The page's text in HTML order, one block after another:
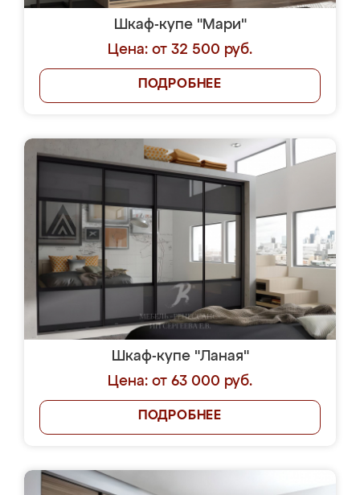
Шкаф-купе "Мари"
Цена: от 32 500 руб.
ПОДРОБНЕЕ
Шкаф-купе "Ланая"
Цена: от 63 000 руб.
ПОДРОБНЕЕ